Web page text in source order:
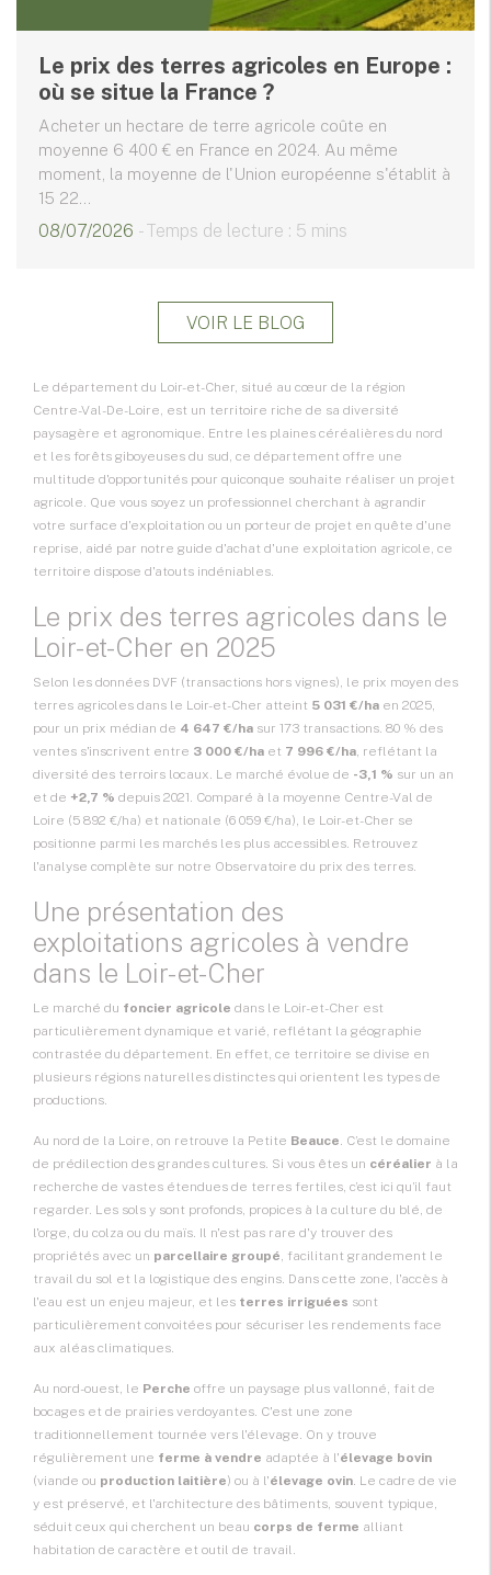
Le prix des terres agricoles en Europe :
où se situe la France ?
Acheter un hectare de terre agricole coûte en
moyenne 6 400 € en France en 2024. Au même
moment, la moyenne de l'Union européenne s'établit à
15 22...
08/07/2026 - Temps de lecture : 5 mins
VOIR LE BLOG
Le département du Loir-et-Cher, situé au cœur de la région
Centre-Val-De-Loire, est un territoire riche de sa diversité
paysagère et agronomique. Entre les plaines céréalières du nord
et les forêts giboyeuses du sud, ce département offre une
multitude d'opportunités pour quiconque souhaite réaliser un projet
agricole. Que vous soyez un professionnel cherchant à agrandir
votre surface d'exploitation ou un porteur de projet en quête d'une
reprise, aidé par notre guide d'achat d'une exploitation agricole, ce
territoire dispose d'atouts indéniables.
Le prix des terres agricoles dans le
Loir-et-Cher en 2025
Selon les données DVF (transactions hors vignes), le prix moyen des
terres agricoles dans le Loir-et-Cher atteint 5 031 €/ha en 2025,
pour un prix médian de 4 647 €/ha sur 173 transactions. 80 % des
ventes s'inscrivent entre 3 000 €/ha et 7 996 €/ha, reflétant la
diversité des terroirs locaux. Le marché évolue de -3,1 % sur un an
et de +2,7 % depuis 2021. Comparé à la moyenne Centre-Val de
Loire (5 892 €/ha) et nationale (6 059 €/ha), le Loir-et-Cher se
positionne parmi les marchés les plus accessibles. Retrouvez
l'analyse complète sur notre Observatoire du prix des terres.
Une présentation des
exploitations agricoles à vendre
dans le Loir-et-Cher
Le marché du foncier agricole dans le Loir-et-Cher est
particulièrement dynamique et varié, reflétant la géographie
contrastée du département. En effet, ce territoire se divise en
plusieurs régions naturelles distinctes qui orientent les types de
productions.
Au nord de la Loire, on retrouve la Petite Beauce. C’est le domaine
de prédilection des grandes cultures. Si vous êtes un céréalier à la
recherche de vastes étendues de terres fertiles, c’est ici qu’il faut
regarder. Les sols y sont profonds, propices à la culture du blé, de
l'orge, du colza ou du maïs. Il n'est pas rare d'y trouver des
propriétés avec un parcellaire groupé, facilitant grandement le
travail du sol et la logistique des engins. Dans cette zone, l'accès à
l'eau est un enjeu majeur, et les terres irriguées sont
particulièrement convoitées pour sécuriser les rendements face
aux aléas climatiques.
Au nord-ouest, le Perche offre un paysage plus vallonné, fait de
bocages et de prairies verdoyantes. C'est une zone
traditionnellement tournée vers l'élevage. On y trouve
régulièrement une ferme à vendre adaptée à l'élevage bovin
(viande ou production laitière) ou à l'élevage ovin. Le cadre de vie
y est préservé, et l'architecture des bâtiments, souvent typique,
séduit ceux qui cherchent un beau corps de ferme alliant
habitation de caractère et outil de travail.